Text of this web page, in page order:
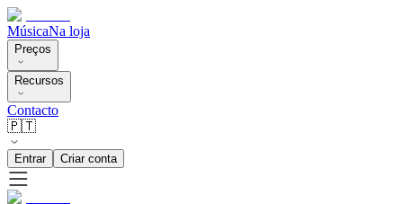
MúsicaNa loja
Preços
Recursos
Contacto
🇵🇹
Entrar Criar conta